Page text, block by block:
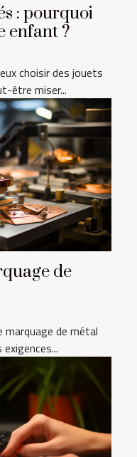
: pourquoi
enfant ?
choisir des jouets
être miser...
de
marquage de métal